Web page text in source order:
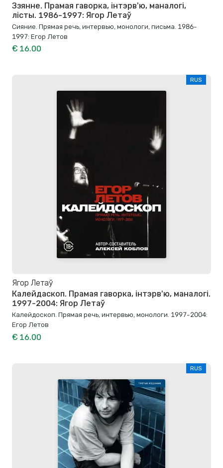
Ззянне. Прамая гаворка, інтэрв'ю, маналогі,
лісты. 1986-1997: Ягор Летаў
Сияние. Прямая речь, интервью, монологи, письма. 1986-
1997: Егор Летов
€ 16.00
RUS
Ягор Летаў
Калейдаскоп. Прамая гаворка, інтэрв'ю, маналогі.
1997-2004: Ягор Летаў
Калейдоскоп. Прямая речь, интервью, монологи. 1997-2004:
Егор Летов
€ 16.00
RUS